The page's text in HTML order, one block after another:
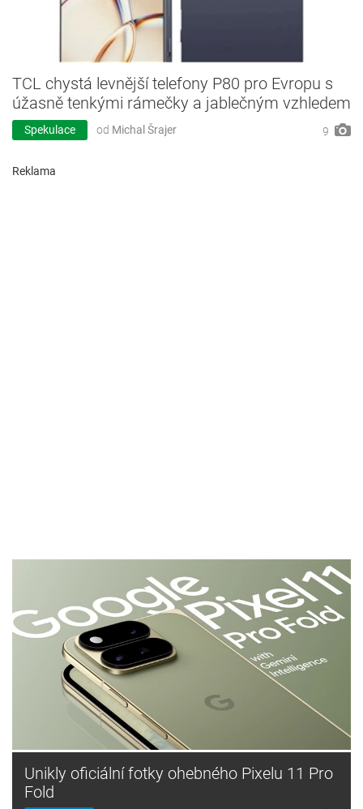
TCL chystá levnější telefony P80 pro Evropu s
úžasně tenkými rámečky a jablečným vzhledem
Spekulace od Michal Šrajer 9
Reklama
Unikly oficiální fotky ohebného Pixelu 11 Pro
Fold